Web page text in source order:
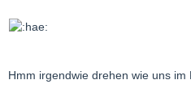
und wer Weizen Mais Hafer
Hmm irgendwie drehen wie uns im